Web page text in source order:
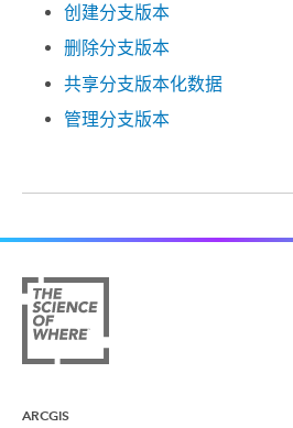
创建分支版本
删除分支版本
共享分支版本化数据
管理分支版本
ARCGIS